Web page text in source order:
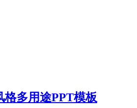
格多用途PPT模板